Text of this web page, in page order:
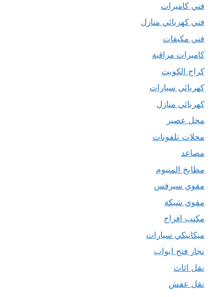
فني كاميرات
فني كهربائي منازل
فني مكيفات
كاميرات مراقبة
كراج الكويت
كهربائي سيارات
كهربائي منازل
محل عصير
محلات تلفونات
مصاعد
مطابخ المنيوم
مقوي سيرفس
مقوي شبكة
مكتب افراح
ميكانيكي سيارات
نجار فتح ابواب
نقل اثاث
نقل عفش